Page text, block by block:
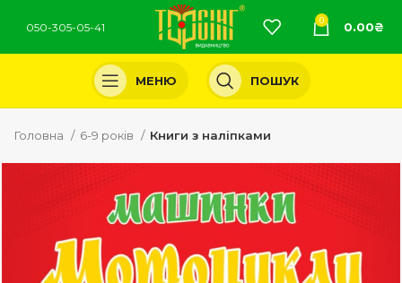
050-305-05-41
0 0.00₴
МЕНЮ ПОШУК
Головна 6-9 років Книги з наліпками